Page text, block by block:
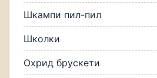
Шкампи пил-пил
Школки
Охрид брускети